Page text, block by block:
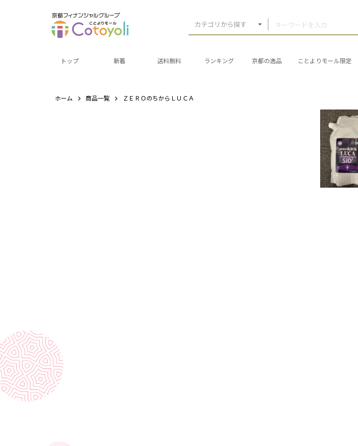
カテゴリから探す
トップ 新着 送料無料 ランキング 京都の逸品 ことよりモール限定
ホーム 商品一覧 ＺＥＲＯのちからＬＵＣＡ